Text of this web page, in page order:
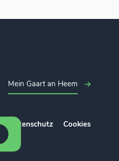
Mein Gaart an Heem
Datenschutz Cookies